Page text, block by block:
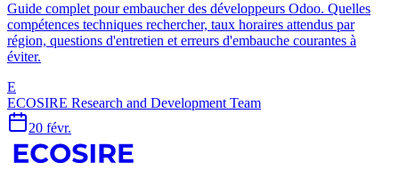
Guide complet pour embaucher des développeurs Odoo. Quelles
compétences techniques rechercher, taux horaires attendus par
région, questions d'entretien et erreurs d'embauche courantes à
éviter.
E
ECOSIRE Research and Development Team
20 févr.